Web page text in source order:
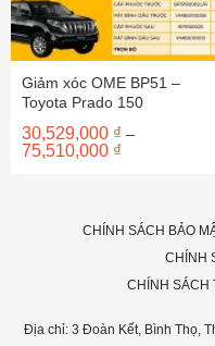
Giảm xóc OME BP51 –
Toyota Prado 150
30,529,000 ₫ –
75,510,000 ₫
75,510,000 ₫
CHÍNH SÁCH BẢO
CHÍNH
CHÍNH SÁCH
Địa chỉ: 3 Đoàn Kết, Bình Thọ,